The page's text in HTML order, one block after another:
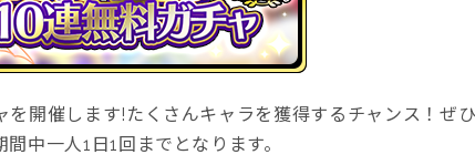
開催します!たくさんキャラを獲得するチャンス！ぜ
中一人1日1回までとなります。